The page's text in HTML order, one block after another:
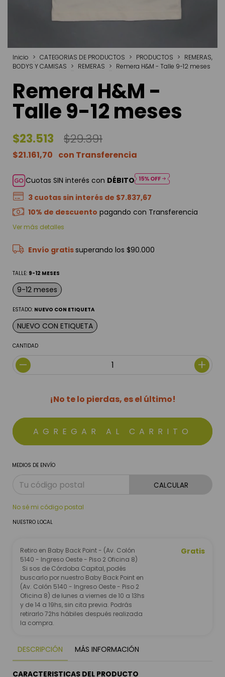
Inicio > CATEGORIAS DE PRODUCTOS > PRODUCTOS > REMERAS,
BODYS Y CAMISAS > REMERAS > Remera H&M - Talle 9-12 meses
Remera H&M -
Talle 9-12 meses
$23.513 $29.391
$21.161,70
Cuotas SIN interés con DÉBITO
3 cuotas sin interés de $7.837,67
10% de descuento pagando con Transferencia
Ver más detalles
Envío gratissuperando los$90.000
TALLE: 9-12 MESES
9-12 meses
ESTADO: NUEVO CON ETIQUETA
NUEVO CON ETIQUETA
CANTIDAD
¡No te lo pierdas, es el último!
MEDIOS DE ENVÍO
CALCULAR
No sé mi código postal
NUESTRO LOCAL
Retiro en Baby Back Point - (Av. Colón
5140 - Ingreso Oeste - Piso 2 Oficina 8)
Si sos de Córdoba Capital, podés
buscarlo por nuestro Baby Back Point en
(Av. Colón 5140 - Ingreso Oeste - Piso 2
Oficina 8) de lunes a viernes de 10 a 13hs
y de 14 a 19hs, sin cita previa. Podrás
retirarlo 72hs hábiles después realizada
la compra.
Gratis
DESCRIPCIÓN MÁS INFORMACIÓN
CARACTERISTICAS DEL PRODUCTO